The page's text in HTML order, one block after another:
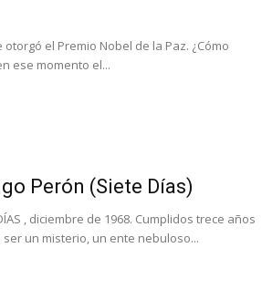
el Premio Nobel de la Paz. ¿Cómo
ese momento el...
Perón (Siete Días)
, diciembre de 1968. Cumplidos trece años
un misterio, un ente nebuloso...